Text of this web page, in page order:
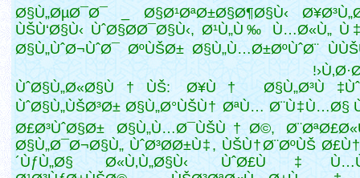
Ø§Ù„ØµØ¯Ø¯ _ Ø§Ø¹ØªØ±Ø§Ø¶Ø§Ù‹
ÙŠÙ‘Ø§Ù‹ ÙˆØ§Ø­Ø¯Ø§Ù‹, Ø¹Ù„Ù‰ Ù…Ø«Ù„
Ø§Ù„ÙˆØ¬ÙˆØ¯ ØºÙŠØ± Ø§Ù„Ù…Ø±ØºÙˆØ¨
ÙˆØ§Ù„Ø«Ø§Ù†ÙŠ: Ø¥Ù†
ÙˆØ§Ù„ÙŠØ³Ø± Ø§Ù„Ø°ÙŠÙ† ØªÙ… Ø¨Ù‡Ù…Ø§
Ø£Ø³ÙˆØ§Ø± Ø§Ù„Ù…Ø¯ÙŠÙ†Ø©,
Ø§Ù„Ø¯Ø¬Ø§Ù„ ÙˆØ³Ø­Ø±Ù‡, ÙŠÙ†Ø¨ØºÙŠ
´ÙƒÙ„Ø§ Ø«Ù‚Ù„Ø§Ù‹